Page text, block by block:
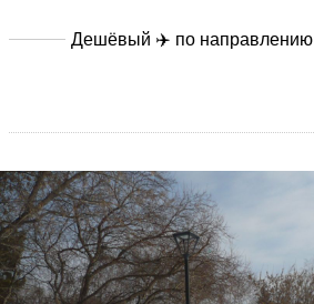
Дешёвый ✈️ по направлению